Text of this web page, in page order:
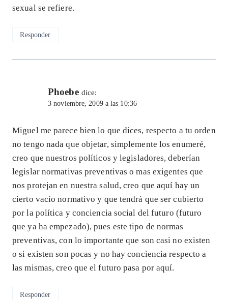
sexual se refiere.
Responder
Phoebe dice:
3 noviembre, 2009 a las 10:36
Miguel me parece bien lo que dices, respecto a tu orden
no tengo nada que objetar, simplemente los enumeré,
creo que nuestros políticos y legisladores, deberían
legislar normativas preventivas o mas exigentes que
nos protejan en nuestra salud, creo que aquí hay un
cierto vacío normativo y que tendrá que ser cubierto
por la política y conciencia social del futuro (futuro
que ya ha empezado), pues este tipo de normas
preventivas, con lo importante que son casi no existen
o si existen son pocas y no hay conciencia respecto a
las mismas, creo que el futuro pasa por aquí.
Responder